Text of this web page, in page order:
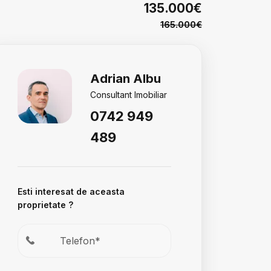
135.000€
165.000€
Adrian Albu
Consultant Imobiliar
0742 949
489
Esti interesat de aceasta
proprietate ?